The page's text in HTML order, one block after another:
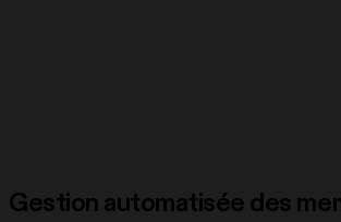
Gestion automatisée des